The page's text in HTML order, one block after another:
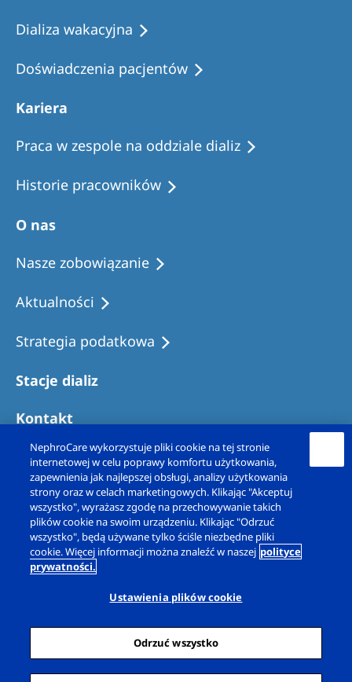
Dializa wakacyjna
Doświadczenia pacjentów
Kariera
Praca w zespole na oddziale dializ
Historie pracowników
O nas
Nasze zobowiązanie
Aktualności
Strategia podatkowa
Stacje dializ
Kontakt
Copyright © Fresenius Nephrocare Polska Sp. z
o.o. 2026. Wszelkie prawa zastrzeżone.
Informacja prawna
Polityka prywatności
Deklaracja dotycząca plików cookie
Ustawienia plików cookie
Sitemap
NephroCare wykorzystuje pliki cookie na tej stronie
internetowej w celu poprawy komfortu użytkowania,
zapewnienia jak najlepszej obsługi, analizy użytkowania
strony oraz w celach marketingowych. Klikając "Akceptuj
wszystko", wyrażasz zgodę na przechowywanie takich
plików cookie na swoim urządzeniu. Klikając "Odrzuć
wszystko", będą używane tylko ściśle niezbędne pliki
cookie. Więcej informacji można znaleźć w naszej polityce
prywatności.
Ustawienia plików cookie
Odrzuć wszystko